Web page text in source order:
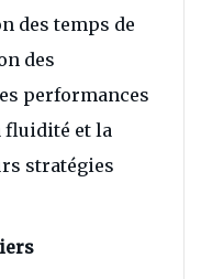
des temps de
des
performances
fluidité et la
stratégies